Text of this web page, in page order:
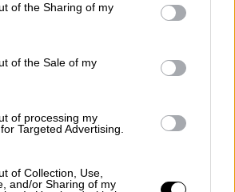
or usage behaviour. You may click to
to Google and its third-party tags to
specified purposes in below Google
of the Sharing of my
of the Sale of my
of processing my
Targeted Advertising.
of Collection, Use,
and/or Sharing of my
Έχει μηχανή!
Έχει ταξίδια!
μπροστά στον καναπέ σας;
των αγαπημένων σας